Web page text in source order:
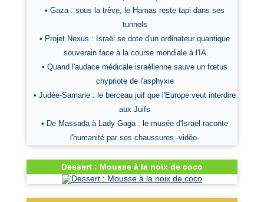
• Gaza : sous la trêve, le Hamas reste tapi dans ses
tunnels
• Projet Nexus : Israël se dote d'un ordinateur quantique
souverain face à la course mondiale à l'IA
• Quand l'audace médicale israélienne sauve un fœtus
chypriote de l'asphyxie
• Judée-Samarie : le berceau juif que l'Europe veut interdire
aux Juifs
• De Massada à Lady Gaga : le musée d'Israël raconte
l'humanité par ses chaussures -vidéo-
Dessert : Mousse à la noix de coco